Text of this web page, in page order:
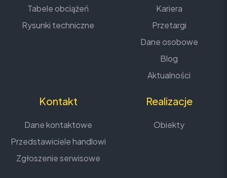
Tabele obciążeń
Rysunki techniczne
Kariera
Przetargi
Dane osobowe
Blog
Aktualności
Kontakt
Dane kontaktowe
Przedstawiciele handlowi
Zgłoszenie serwisowe
Realizacje
Obiekty